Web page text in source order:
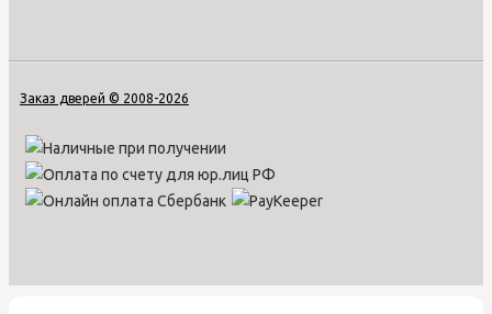
Заказ дверей © 2008-2026